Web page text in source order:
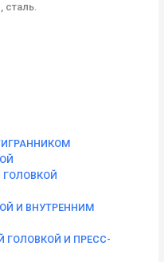
сталь.
И ВНУТРЕННИМ
ГОЛОВКОЙ И ПРЕСС-